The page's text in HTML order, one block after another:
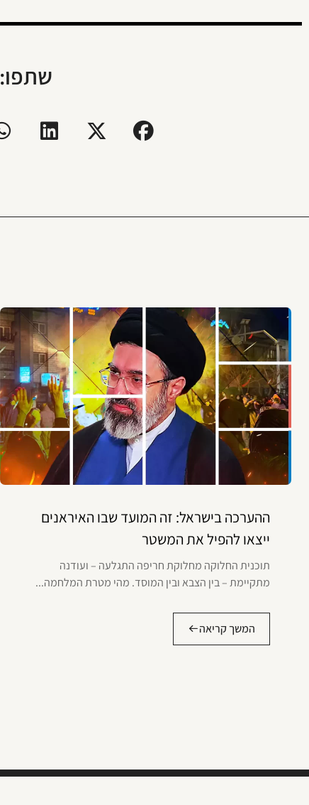
שתפו:
ההערכה בישראל: זה המועד שבו האיראנים
ייצאו להפיל את המשטר
תוכנית החלוקה מחלוקת חריפה התגלעה – ועודנה
מתקיימת – בין הצבא ובין המוסד. מהי מטרת המלחמה...
המשך קריאה